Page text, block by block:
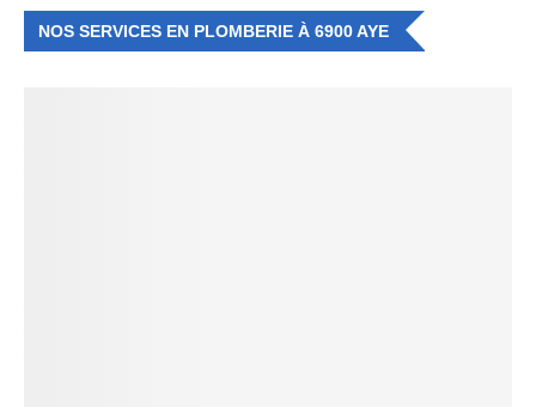
NOS SERVICES EN PLOMBERIE À 6900 AYE